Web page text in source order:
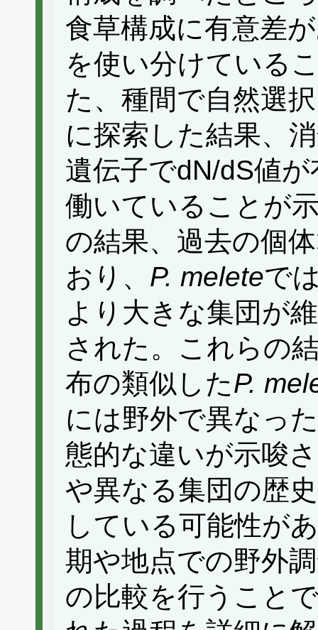
食草構成に有意差
を使い分けている
た、種間で自然選
に探索した結果、
遺伝子でdN/dS値
働いていることが
の結果、過去の個
おり、 P. meleteで
より大きな集団が
された。これらの
布の類似したP.
には野外で異なっ
態的な違いが示唆
や異なる集団の歴
している可能性が
期や地点での野外
の比較を行うこと